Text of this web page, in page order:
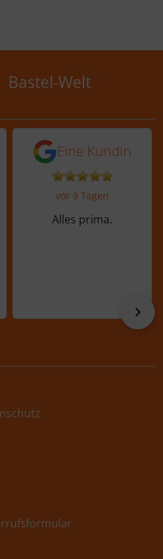
Welt
Bastel-Welt
einer Kundin vor
5 von 5 Sternen
Eine Kundin
vor 9 Tagen
Alles prima.
vor